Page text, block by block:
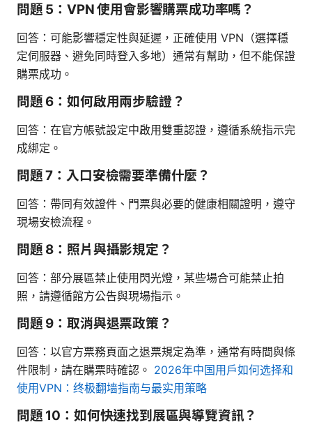
問題 5：VPN 使用會影響購票成功率嗎？
回答：可能影響穩定性與延遲，正確使用 VPN（選擇穩
定伺服器、避免同時登入多地）通常有幫助，但不能保證
購票成功。
問題 6：如何啟用兩步驗證？
回答：在官方帳號設定中啟用雙重認證，遵循系統指示完
成綁定。
問題 7：入口安檢需要準備什麼？
回答：帶同有效證件、門票與必要的健康相關證明，遵守
現場安檢流程。
問題 8：照片與攝影規定？
回答：部分展區禁止使用閃光燈，某些場合可能禁止拍
照，請遵循館方公告與現場指示。
問題 9：取消與退票政策？
回答：以官方票務頁面之退票規定為準，通常有時間與條
件限制，請在購票時確認。 2026年中国用户如何选择和
使用VPN：终极翻墙指南与最实用策略
問題 10：如何快速找到展區與導覽資訊？